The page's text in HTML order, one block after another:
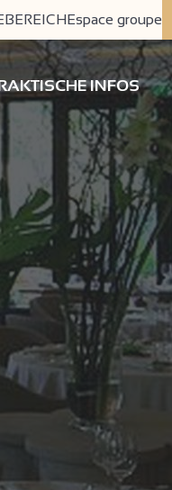
Espace groupe
INFOS